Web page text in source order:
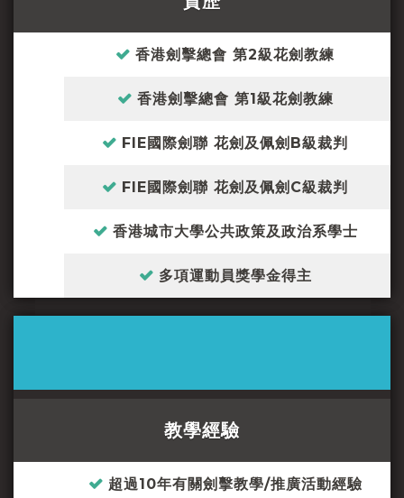
香港劍擊總會 第2級花劍教練
香港劍擊總會 第1級花劍教練
FIE國際劍聯 花劍及佩劍B級裁判
FIE國際劍聯 花劍及佩劍C級裁判
香港城市大學公共政策及政治系學士
多項運動員獎學金得主
教學經驗
超過10年有關劍擊教學/推廣活動經驗